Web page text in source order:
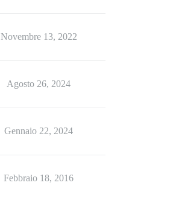
Novembre 13, 2022
Agosto 26, 2024
Gennaio 22, 2024
Febbraio 18, 2016